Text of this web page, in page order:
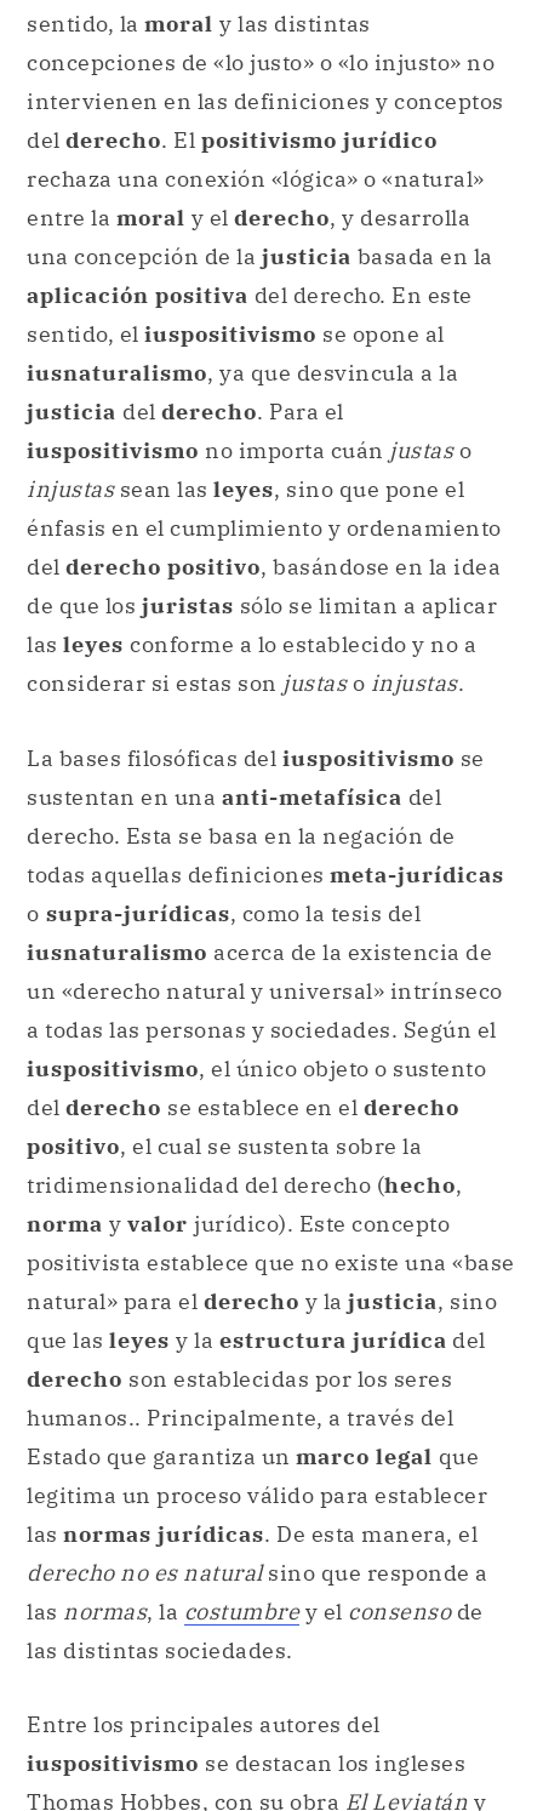
sentido, la moral y las distintas
concepciones de «lo justo» o «lo injusto» no
intervienen en las definiciones y conceptos
del derecho. El positivismo jurídico
rechaza una conexión «lógica» o «natural»
entre la moral y el derecho, y desarrolla
una concepción de la justicia basada en la
aplicación positiva del derecho. En este
sentido, el iuspositivismo se opone al
iusnaturalismo, ya que desvincula a la
justicia del derecho. Para el
iuspositivismo no importa cuán justaso
injustas sean las leyes, sino que pone el
énfasis en el cumplimiento y ordenamiento
del derecho positivo, basándose en la idea
de que los juristas sólo se limitan a aplicar
las leyes conforme a lo establecido y no a
considerar si estas son justaso injustas.
La bases filosóficas del iuspositivismo se
sustentan en una anti-metafísica del
derecho. Esta se basa en la negación de
todas aquellas definiciones meta-jurídicas
o supra-jurídicas, como la tesis del
iusnaturalismo acerca de la existencia de
un «derecho natural y universal» intrínseco
a todas las personas y sociedades. Según el
iuspositivismo, el único objeto o sustento
del derecho se establece en el derecho
positivo, el cual se sustenta sobre la
tridimensionalidad del derecho (hecho,
norma y valor jurídico). Este concepto
positivista establece que no existe una «base
natural» para el derecho y la justicia, sino
que las leyes y la estructura jurídica del
derecho son establecidas por los seres
humanos.. Principalmente, a través del
Estado que garantiza un marco legal que
legitima un proceso válido para establecer
las normas jurídicas. De esta manera, el
derecho no es naturalsino que responde a
las normas, la costumbre y el consenso de
las distintas sociedades.
Entre los principales autores del
iuspositivismo se destacan los ingleses
Thomas Hobbes, con su obra El Leviatán y